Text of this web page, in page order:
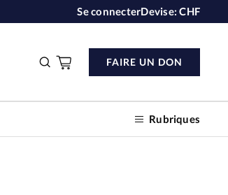
Se connecterDevise:CHF
Rubriques
FAIRE UN DON